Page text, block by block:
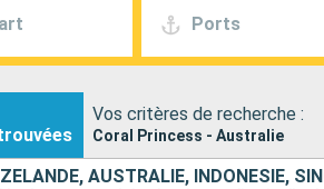
Ports
Vos critères de recherche :
Coral Princess - Australie
AUSTRALIE, INDONÉSIE,